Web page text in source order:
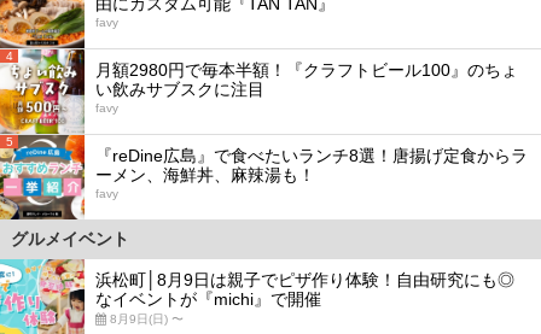
favy
4
月額2980円で毎本半額！『クラフトビール100』のちょ
い飲みサブスクに注目
favy
5
『reDine広島』で食べたいランチ8選！唐揚げ定食からラ
ーメン、海鮮丼、麻辣湯も！
favy
グルメイベント
浜松町│8月9日は親子でピザ作り体験！自由研究にも◎
なイベントが『michi』で開催
8月9日(日) 〜